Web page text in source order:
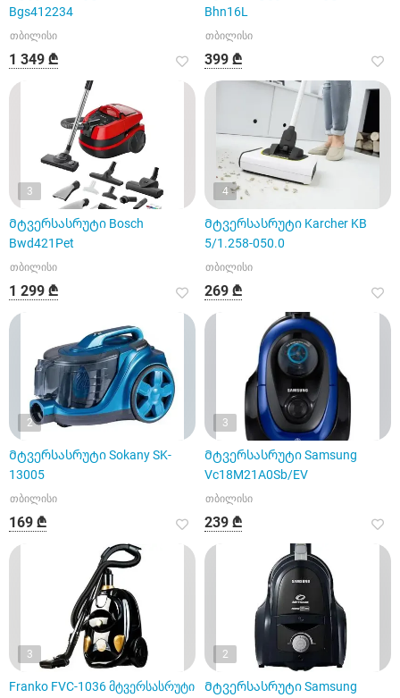
Bgs412234
თბილისი
1 349 ₾
Bhn16L
თბილისი
399 ₾
3
Მტვერსასრუტი Bosch
Bwd421Pet
თბილისი
1 299 ₾
4
Მტვერსასრუტი Karcher KB
5/1.258-050.0
თბილისი
269 ₾
2
Მტვერსასრუტი Sokany SK-
13005
თბილისი
169 ₾
3
Მტვერსასრუტი Samsung
Vc18M21A0Sb/EV
თბილისი
239 ₾
3
Franko FVC-1036 მტვერსასრუტი
2
Მტვერსასრუტი Samsung